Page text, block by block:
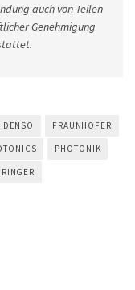
auch von Teilen
Genehmigung
DENSO FRAUNHOFER
PHOTONIK